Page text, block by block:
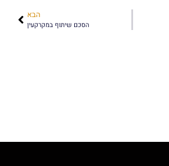
הבא
הסכם שיתוף במקרקעין